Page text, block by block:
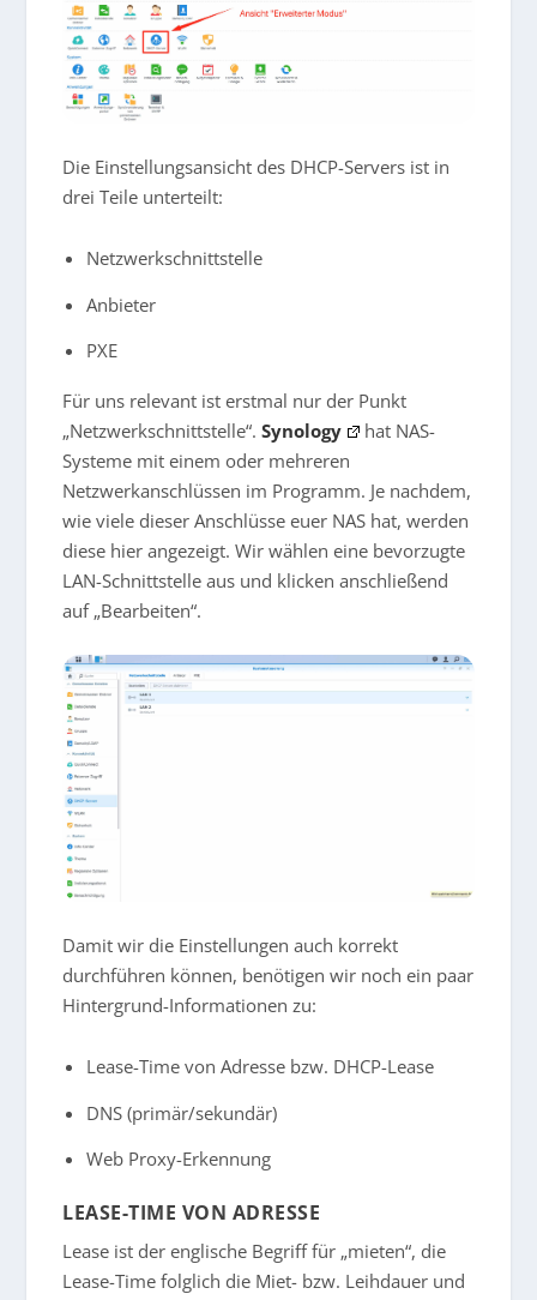
Die Einstellungsansicht des DHCP-Servers ist in
drei Teile unterteilt:
Netzwerkschnittstelle
Anbieter
PXE
Für uns relevant ist erstmal nur der Punkt
„Netzwerkschnittstelle“.Synology
hat NAS-
Systeme mit einem oder mehreren
Netzwerkanschlüssen im Programm. Je nachdem,
wie viele dieser Anschlüsse euer NAS hat, werden
diese hier angezeigt. Wir wählen eine bevorzugte
LAN-Schnittstelle aus und klicken anschließend
auf „Bearbeiten“.
Damit wir die Einstellungen auch korrekt
durchführen können, benötigen wir noch ein paar
Hintergrund-Informationen zu:
Lease-Time von Adresse bzw. DHCP-Lease
DNS (primär/sekundär)
Web Proxy-Erkennung
LEASE-TIME VON ADRESSE
Lease ist der englische Begriff für „mieten“, die
Lease-Time folglich die Miet- bzw. Leihdauer und